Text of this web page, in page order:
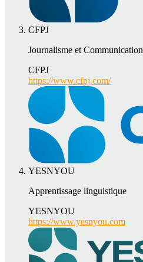
CFPJ
Journalisme et Communication
CFPJ
https://www.cfpj.com/
YESNYOU
Apprentissage linguistique
YESNYOU
https://www.yesnyou.com